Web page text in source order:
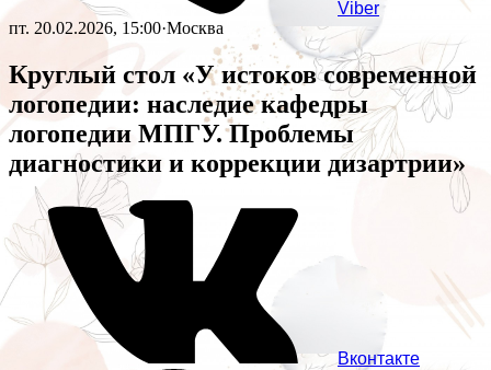
Viber
пт. 20.02.2026, 15:00·Москва
Круглый стол «У истоков современной
логопедии: наследие кафедры
логопедии МПГУ. Проблемы
диагностики и коррекции дизартрии»
Вконтакте